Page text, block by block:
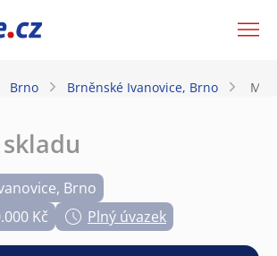
Brno Brněnské Ivanovice, Brno
Brno
Kč
Plný úvazek